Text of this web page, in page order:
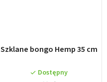
Szklane bongo Hemp 35 cm
Dostępny